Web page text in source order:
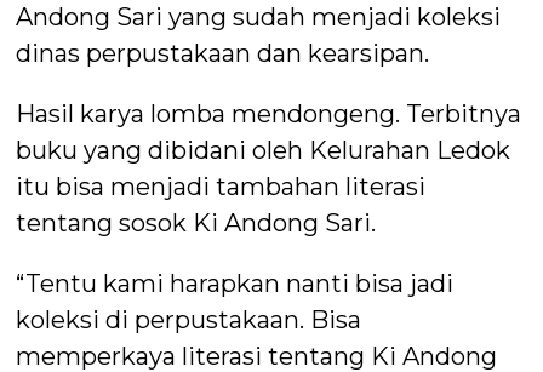
Andong Sari yang sudah menjadi koleksi
dinas perpustakaan dan kearsipan.
Hasil karya lomba mendongeng. Terbitnya
buku yang dibidani oleh Kelurahan Ledok
itu bisa menjadi tambahan literasi
tentang sosok Ki Andong Sari.
“Tentu kami harapkan nanti bisa jadi
koleksi di perpustakaan. Bisa
memperkaya literasi tentang Ki Andong